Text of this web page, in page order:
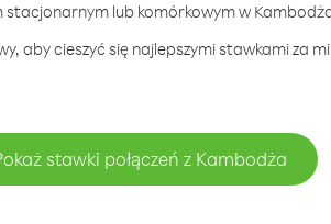
stacjonarnym lub komórkowym w
aby cieszyć się najlepszymi stawkami za
stawki połączeń z Kambodża